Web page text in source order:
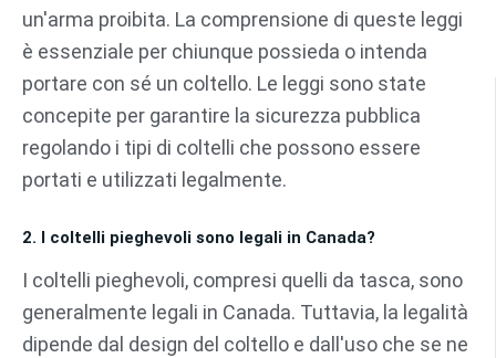
un'arma proibita. La comprensione di queste leggi
è essenziale per chiunque possieda o intenda
portare con sé un coltello. Le leggi sono state
concepite per garantire la sicurezza pubblica
regolando i tipi di coltelli che possono essere
portati e utilizzati legalmente.
2. I coltelli pieghevoli sono legali in Canada?
I coltelli pieghevoli, compresi quelli da tasca, sono
generalmente legali in Canada. Tuttavia, la legalità
dipende dal design del coltello e dall'uso che se ne